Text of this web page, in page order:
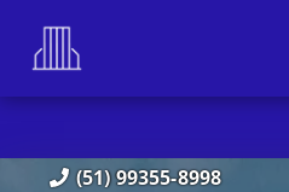
(51) 99355-8998